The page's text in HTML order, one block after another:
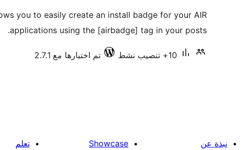
you to easily create an install badge for your AIR
applications using the [airbadge] tag in your posts.
10+ تنصيب نشط تم اختبارها مع 2.7.1
نبذة عن Showcase تعلم